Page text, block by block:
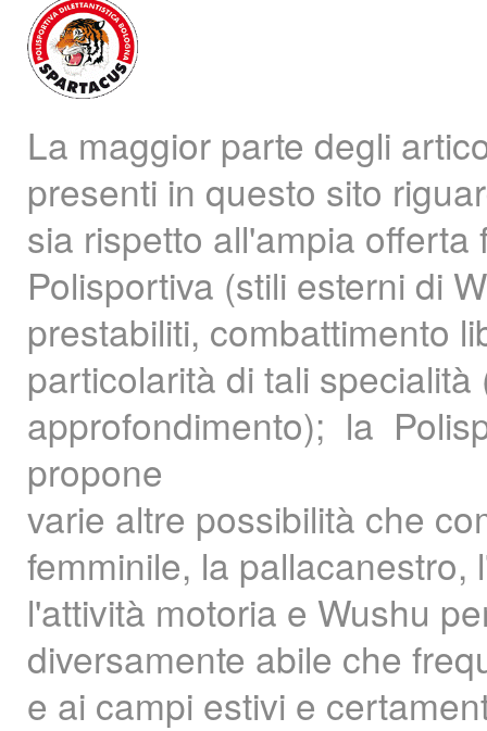
La maggior parte degli
presenti in questo sito
sia rispetto all'ampia
Polisportiva (stili esterni di
prestabiliti, combattimento
particolarità di tali
approfondimento); la
propone
varie altre possibilità che
femminile, la
l'attività motoria e Wushu
diversamente abile che
e ai campi estivi e